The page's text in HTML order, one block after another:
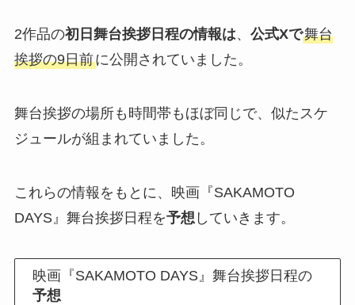
2作品の初日舞台挨拶日程の情報は、 公式Xで舞台
挨拶の9日前に公開されていました。
舞台挨拶の場所も時間帯もほぼ同じで、似たスケ
ジュールが組まれていました。
これらの情報をもとに、映画『SAKAMOTO
DAYS』舞台挨拶日程を予想 していきます。
映画『SAKAMOTO DAYS』舞台挨拶日程の
予想